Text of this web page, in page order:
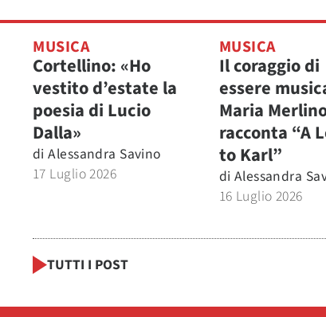
MUSICA
Cortellino: «Ho
vestito d’estate la
poesia di Lucio
Dalla»
di Alessandra Savino
17 Luglio 2026
MUSICA
Il coraggio di
essere
Maria
racconta “A
to Karl”
di Alessandra
16 Luglio 2026
TUTTI I POST